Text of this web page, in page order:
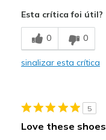
Breathe Well
Comfortable
Esta crítica foi útil?
0 0
sinalizar esta crítica
5
Love these shoes